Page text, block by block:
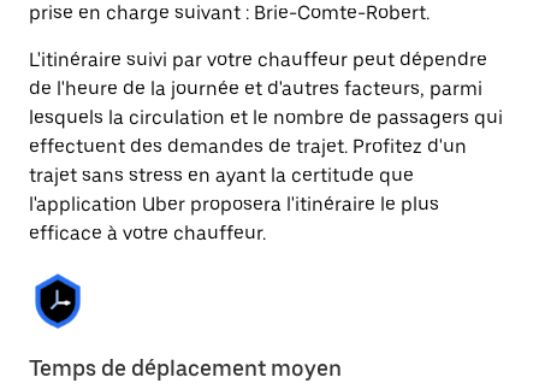
prise en charge suivant : Brie-Comte-Robert.
L'itinéraire suivi par votre chauffeur peut dépendre
de l'heure de la journée et d'autres facteurs, parmi
lesquels la circulation et le nombre de passagers qui
effectuent des demandes de trajet. Profitez d'un
trajet sans stress en ayant la certitude que
l'application Uber proposera l'itinéraire le plus
efficace à votre chauffeur.
Temps de déplacement moyen